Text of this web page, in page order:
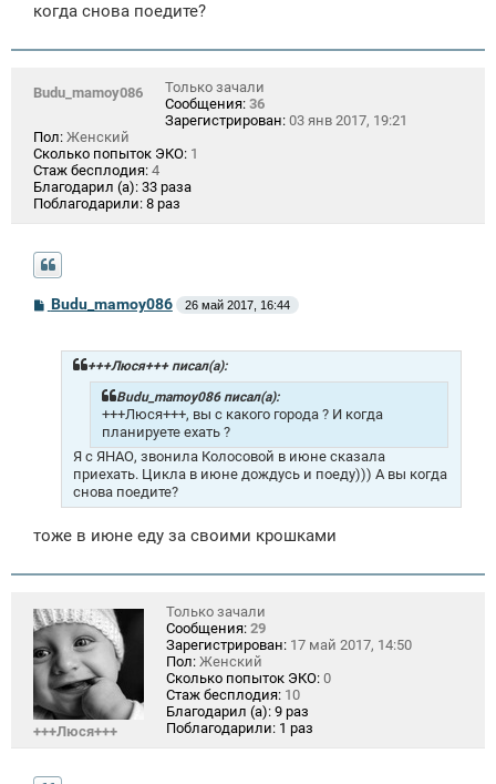
когда снова поедите?
Budu_mamoy086
Только зачали
Сообщения: 36
Зарегистрирован: 03 янв 2017, 19:21
Пол: Женский
Сколько попыток ЭКО: 1
Стаж бесплодия: 4
Благодарил (а): 33 раза
Поблагодарили: 8 раз
СBudu_mamoy086 26 май 2017, 16:44
+++Люся+++ писал(а):
Budu_mamoy086 писал(а):
+++Люся+++, вы с какого города ? И когда
планируете ехать ?
Я с ЯНАО, звонила Колосовой в июне сказала
приехать. Цикла в июне дождусь и поеду))) А вы когда
снова поедите?
тоже в июне еду за своими крошками
+++Люся+++
Только зачали
Сообщения: 29
Зарегистрирован: 17 май 2017, 14:50
Пол: Женский
Сколько попыток ЭКО: 0
Стаж бесплодия: 10
Благодарил (а): 9 раз
Поблагодарили: 1 раз